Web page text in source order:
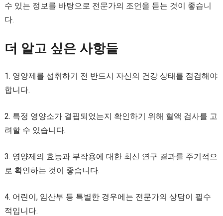
수 있는 정보를 바탕으로 전문가의 조언을 듣는 것이 좋습니
다.
더 알고 싶은 사항들
1. 영양제를 섭취하기 전 반드시 자신의 건강 상태를 점검해야
합니다.
2. 특정 영양소가 결핍되었는지 확인하기 위해 혈액 검사를 고
려할 수 있습니다.
3. 영양제의 효능과 부작용에 대한 최신 연구 결과를 주기적으
로 확인하는 것이 좋습니다.
4. 어린이, 임산부 등 특별한 경우에는 전문가의 상담이 필수
적입니다.